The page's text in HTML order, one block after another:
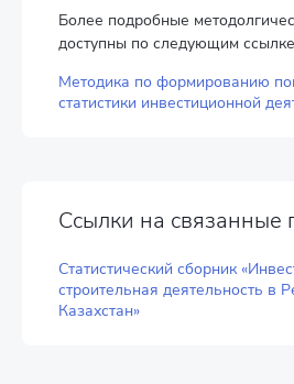
Более подробные
доступны по следующим
Методика по формированию
статистики инвестиционной
Ссылки на связанные
Статистический сборник
строительная деятельность в
Казахстан»